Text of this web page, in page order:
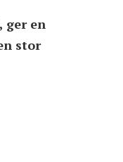
ger en
stor